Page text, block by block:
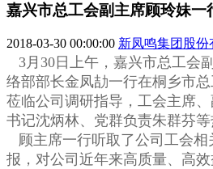
嘉兴市总工会副主席顾玲妹一
2018-03-30 00:00:00 新凤鸣集团股份
3月30日上午，嘉兴市总工会
络部部长金凤劼一行在桐乡市
莅临公司调研指导，工会主席
书记沈炳林、党群负责朱群芬等
顾主席一行听取了公司工会相
报，对公司近年来高质量、高